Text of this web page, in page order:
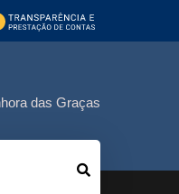
das Graças